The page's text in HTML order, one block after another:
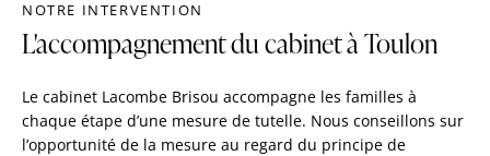
NOTRE INTERVENTION
L'accompagnement du cabinet à Toulon
Le cabinet Lacombe Brisou accompagne les familles à
chaque étape d’une mesure de tutelle. Nous conseillons sur
l’opportunité de la mesure au regard du principe de